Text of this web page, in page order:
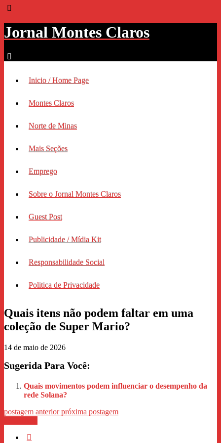
Jornal Montes Claros
Inicio / Home Page
Montes Claros
Norte de Minas
Mais Seções
Emprego
Sobre o Jornal Montes Claros
Guest Post
Publicidade / Mídia Kit
Responsabilidade Social
Politica de Privacidade
Quais itens não podem faltar em uma
coleção de Super Mario?
14 de maio de 2026
Sugerida Para Você:
Quais movimentos podem influenciar o desempenho da
rede Solana?
postagem anteriorpróxima postagem